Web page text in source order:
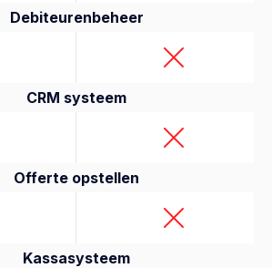
Debiteurenbeheer
CRM systeem
Offerte opstellen
Kassasysteem